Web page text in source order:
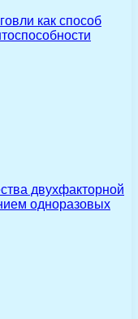
как способ
двухфакторной
одноразовых